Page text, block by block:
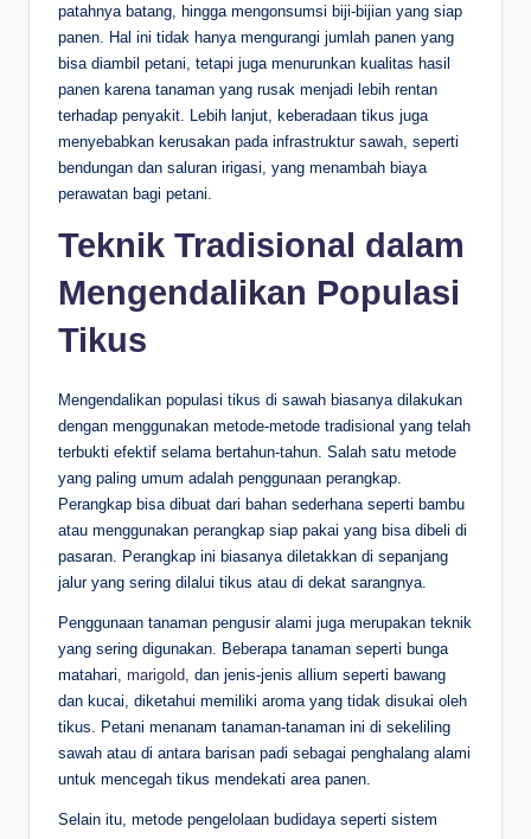
patahnya batang, hingga mengonsumsi biji-bijian yang siap
panen. Hal ini tidak hanya mengurangi jumlah panen yang
bisa diambil petani, tetapi juga menurunkan kualitas hasil
panen karena tanaman yang rusak menjadi lebih rentan
terhadap penyakit. Lebih lanjut, keberadaan tikus juga
menyebabkan kerusakan pada infrastruktur sawah, seperti
bendungan dan saluran irigasi, yang menambah biaya
perawatan bagi petani.
Teknik Tradisional dalam
Mengendalikan Populasi
Tikus
Mengendalikan populasi tikus di sawah biasanya dilakukan
dengan menggunakan metode-metode tradisional yang telah
terbukti efektif selama bertahun-tahun. Salah satu metode
yang paling umum adalah penggunaan perangkap.
Perangkap bisa dibuat dari bahan sederhana seperti bambu
atau menggunakan perangkap siap pakai yang bisa dibeli di
pasaran. Perangkap ini biasanya diletakkan di sepanjang
jalur yang sering dilalui tikus atau di dekat sarangnya.
Penggunaan tanaman pengusir alami juga merupakan teknik
yang sering digunakan. Beberapa tanaman seperti bunga
matahari, marigold , dan jenis-jenis allium seperti bawang
dan kucai, diketahui memiliki aroma yang tidak disukai oleh
tikus. Petani menanam tanaman-tanaman ini di sekeliling
sawah atau di antara barisan padi sebagai penghalang alami
untuk mencegah tikus mendekati area panen.
Selain itu, metode pengelolaan budidaya seperti sistem